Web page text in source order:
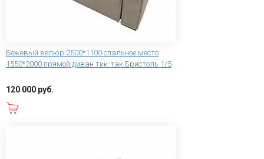
Бежевый велюр 2500*1100 спальное место
1550*2000 прямой диван тик-так Бристоль 1/5
120 000 руб.